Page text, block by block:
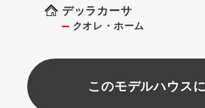
デッラカーサ
クオレ・ホーム
このモデルハウス